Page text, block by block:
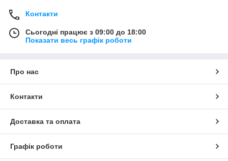
Контакти
Сьогодні працює з 09:00 до 18:00
Показати весь графік роботи
Про нас
Контакти
Доставка та оплата
Графік роботи